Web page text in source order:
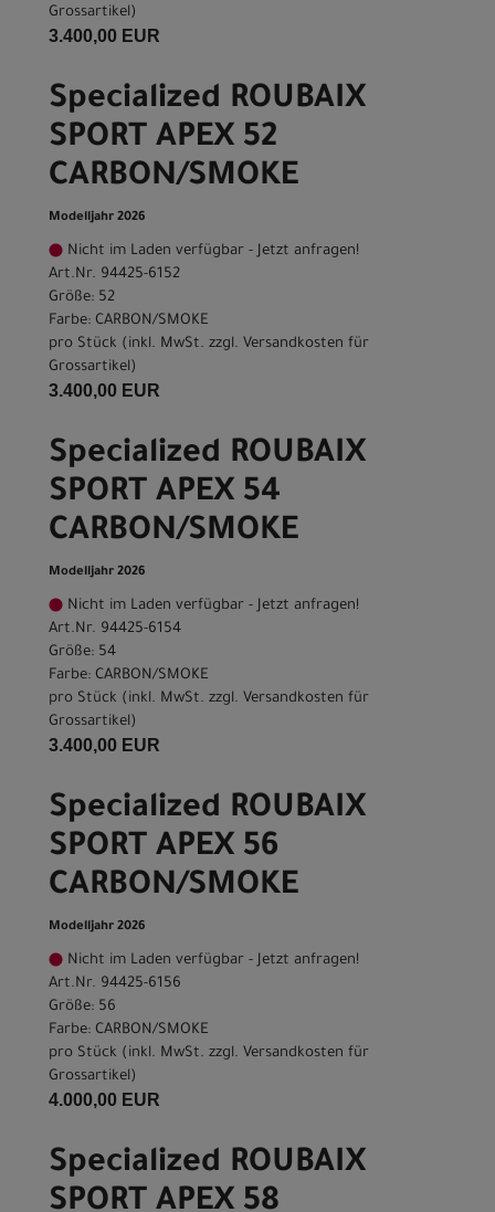
Grossartikel)
3.400,00 EUR
Specialized ROUBAIX
SPORT APEX 52
CARBON/SMOKE
Modelljahr 2026
Nicht im Laden verfügbar - Jetzt anfragen!
Art.Nr. 94425-6152
Größe: 52
Farbe: CARBON/SMOKE
pro Stück (inkl. MwSt. zzgl. Versandkosten für
Grossartikel)
3.400,00 EUR
Specialized ROUBAIX
SPORT APEX 54
CARBON/SMOKE
Modelljahr 2026
Nicht im Laden verfügbar - Jetzt anfragen!
Art.Nr. 94425-6154
Größe: 54
Farbe: CARBON/SMOKE
pro Stück (inkl. MwSt. zzgl. Versandkosten für
Grossartikel)
3.400,00 EUR
Specialized ROUBAIX
SPORT APEX 56
CARBON/SMOKE
Modelljahr 2026
Nicht im Laden verfügbar - Jetzt anfragen!
Art.Nr. 94425-6156
Größe: 56
Farbe: CARBON/SMOKE
pro Stück (inkl. MwSt. zzgl. Versandkosten für
Grossartikel)
4.000,00 EUR
Specialized ROUBAIX
SPORT APEX 58